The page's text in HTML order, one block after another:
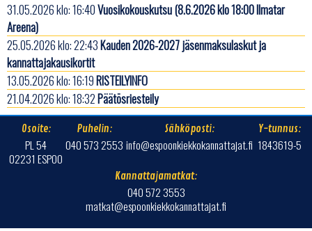
31.05.2026 klo: 16:40Vuosikokouskutsu (8.6.2026 klo 18:00 Ilmatar
Areena)
25.05.2026 klo: 22:43Kauden 2026-2027 jäsenmaksulaskut ja
kannattajakausikortit
13.05.2026 klo: 16:19RISTEILYINFO
21.04.2026 klo: 18:32Päätösriesteily
Osoite:
PL 54
02231 ESPOO
Puhelin:
040 573 2553
Sähköposti:
info@espoonkiekkokannattajat.fi
Y-tunnus:
1843619-5
Kannattajamatkat:
040 572 3553
matkat@espoonkiekkokannattajat.fi